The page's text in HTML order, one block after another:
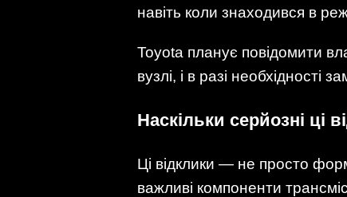
навіть коли знаходився в
Toyota планує повідомити
вузлі, і в разі необхідності
Наскільки серйозні ці
Ці відклики — не просто
важливі компоненти